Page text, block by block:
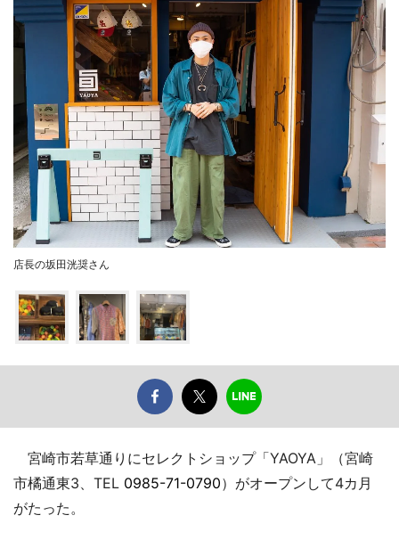
店長の坂田洸奨さん
宮崎市若草通りにセレクトショップ「YAOYA」（宮崎
市橘通東3、TEL 0985-71-0790）がオープンして4カ月
がたった。